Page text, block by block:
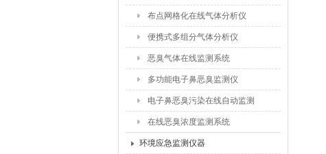
布点网格化在线气体分析仪
便携式多组分气体分析仪
恶臭气体在线监测系统
多功能电子鼻恶臭监测仪
电子鼻恶臭污染在线自动监测
仪
在线恶臭浓度监测系统
环境应急监测仪器